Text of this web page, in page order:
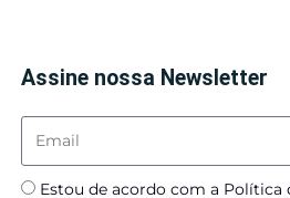
Assine nossa Newsletter
Estou de acordo com a Política